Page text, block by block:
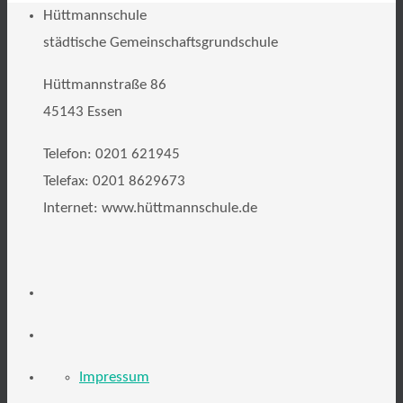
Hüttmannschule
städtische Gemeinschaftsgrundschule
Hüttmannstraße 86
45143 Essen
Telefon: 0201 621945
Telefax: 0201 8629673
Internet: www.hüttmannschule.de
Impressum